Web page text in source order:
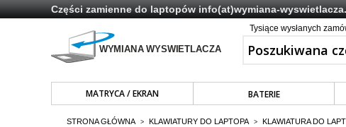
Części zamienne do laptopówinfo(at)wymiana-
Tysiące wysłanych
MATRYCA / EKRAN BATERIE
STRONA GŁÓWNA > KLAWIATURY DO LAPTOPA > KLAWIATURA DO